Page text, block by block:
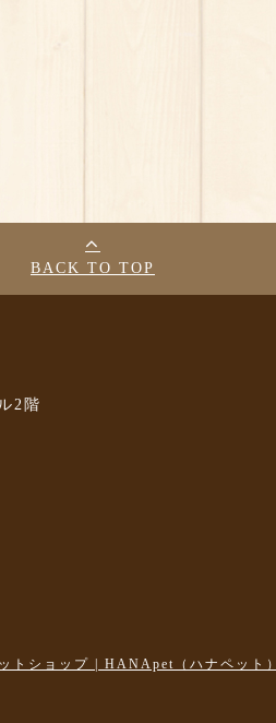
BACK TO TOP
2階
トショップ | HANApet（ハナペット）